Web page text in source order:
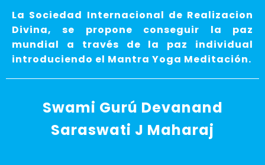
La Sociedad Internacional de Realizacion
Divina, se propone conseguir la paz
mundial a través de la paz individual
introduciendo el Mantra Yoga Meditación.
Swami Gurú Devanand
Saraswati J Maharaj